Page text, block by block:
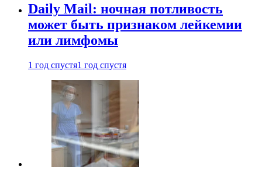
Daily Mail: ночная потливость
может быть признаком лейкемии
или лимфомы
1 год спустя1 год спустя